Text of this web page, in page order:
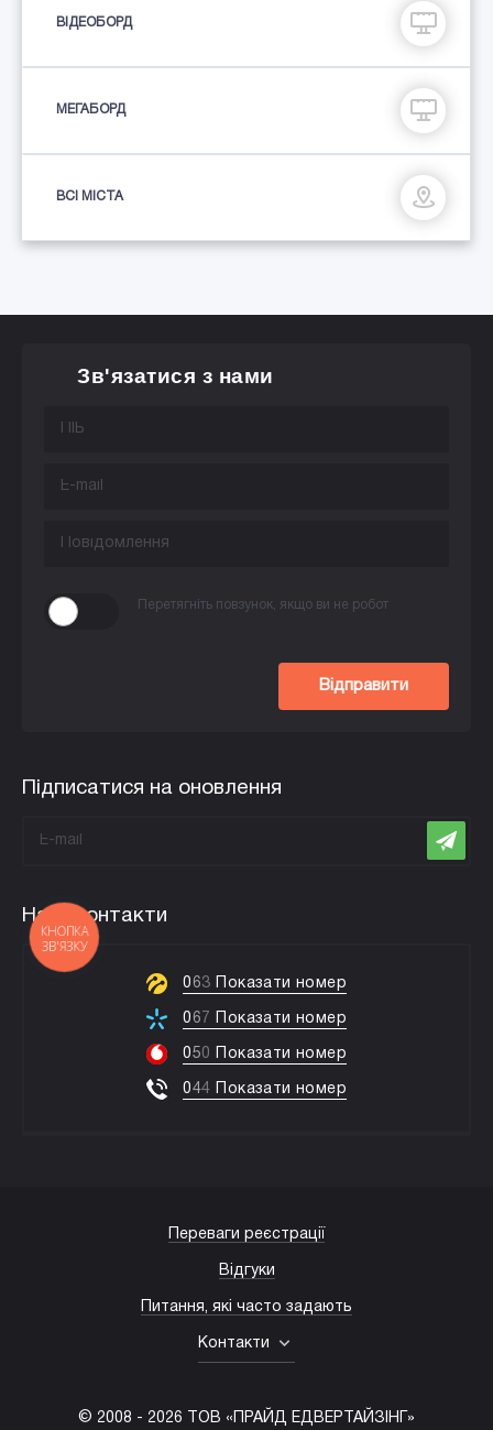
ВІДЕОБОРД
МЕГАБОРД
ВСІ МІСТА
Зв'язатися з нами
Перетягніть повзунок, якщо ви не робот
Відправити
Підписатися на оновлення
Наші контакти
063 Показати номер
06 7 Показати номер
050 Показати номер
044 Показати номер
© 2008 - 2026 ТОВ «ПРАЙД ЕДВЕРТАЙЗІНГ»
Переваги реєстрації
Відгуки
Питання, які часто задають
Контакти
КНОПКА
ЗВ'ЯЗКУ